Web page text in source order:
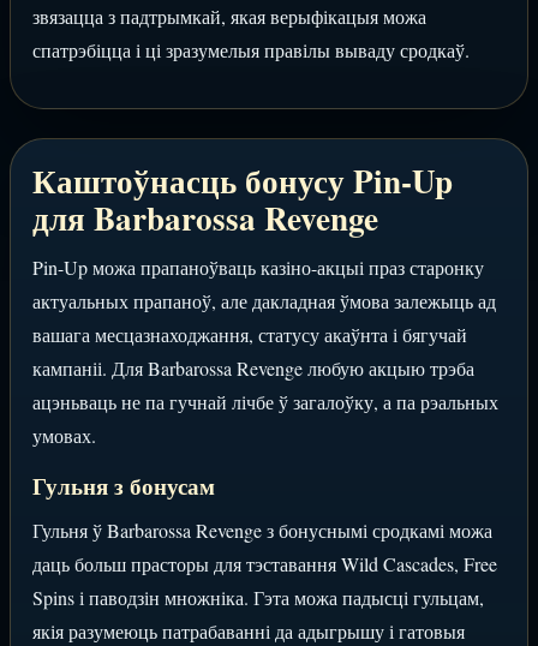
звязацца з падтрымкай, якая верыфікацыя можа
спатрэбіцца і ці зразумелыя правілы вываду сродкаў.
Каштоўнасць бонусу Pin-Up
для Barbarossa Revenge
Pin-Up можа прапаноўваць казіно-акцыі праз старонку
актуальных прапаноў, але дакладная ўмова залежыць ад
вашага месцазнаходжання, статусу акаўнта і бягучай
кампаніі. Для Barbarossa Revenge любую акцыю трэба
ацэньваць не па гучнай лічбе ў загалоўку, а па рэальных
умовах.
Гульня з бонусам
Гульня ў Barbarossa Revenge з бонуснымі сродкамі можа
даць больш прасторы для тэставання Wild Cascades, Free
Spins і паводзін множніка. Гэта можа падысці гульцам,
якія разумеюць патрабаванні да адыгрышу і гатовыя